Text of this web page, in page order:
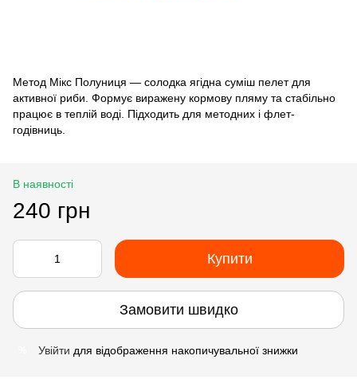
Метод Мікс Полуниця — солодка ягідна суміш пелет для
активної риби. Формує виражену кормову пляму та стабільно
працює в теплій воді. Підходить для методних і флет-
годівниць.
В наявності
240 грн
Купити
Замовити швидко
Увійти для відображення накопичувальної знижки